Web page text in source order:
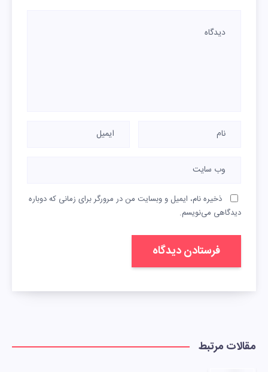
ذخیره نام، ایمیل و وبسایت من در مرورگر برای زمانی که دوباره
دیدگاهی می‌نویسم.
مقالات مرتبط